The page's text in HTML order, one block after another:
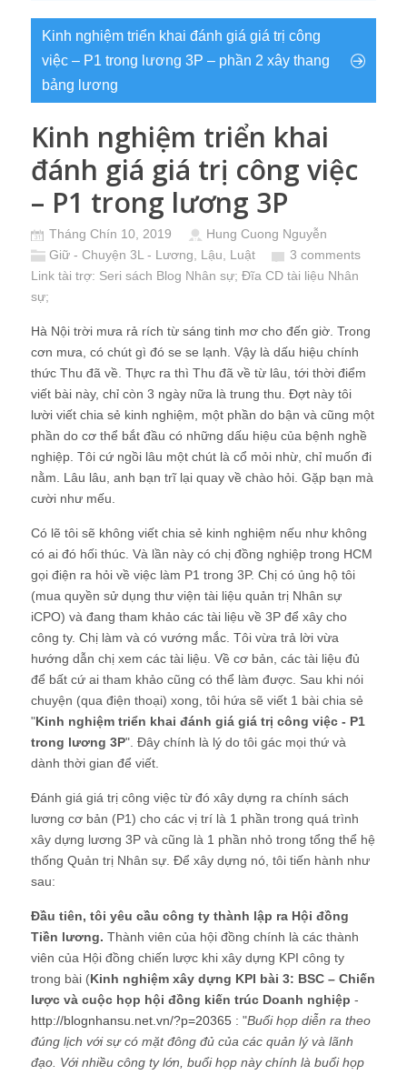
Kinh nghiệm triển khai đánh giá giá trị công
việc – P1 trong lương 3P – phần 2 xây thang
bảng lương
Kinh nghiệm triển khai
đánh giá giá trị công việc
– P1 trong lương 3P
Tháng Chín 10, 2019
Hung Cuong Nguyễn
Giữ - Chuyện 3L - Lương, Lậu, Luật
3 comments
Link tài trợ: Seri sách Blog Nhân sự; Đĩa CD tài liệu Nhân
sự;
Hà Nội trời mưa rả rích từ sáng tinh mơ cho đến giờ. Trong
cơn mưa, có chút gì đó se se lạnh. Vậy là dấu hiệu chính
thức Thu đã về. Thực ra thì Thu đã về từ lâu, tới thời điểm
viết bài này, chỉ còn 3 ngày nữa là trung thu. Đợt này tôi
lười viết chia sẻ kinh nghiệm, một phần do bận và cũng một
phần do cơ thể bắt đầu có những dấu hiệu của bệnh nghề
nghiệp. Tôi cứ ngồi lâu một chút là cổ mỏi nhừ, chỉ muốn đi
nằm. Lâu lâu, anh bạn trĩ lại quay về chào hỏi. Gặp bạn mà
cười như mếu.
Có lẽ tôi sẽ không viết chia sẻ kinh nghiệm nếu như không
có ai đó hối thúc. Và lần này có chị đồng nghiệp trong HCM
gọi điện ra hỏi về việc làm P1 trong 3P. Chị có ủng hộ tôi
(mua quyền sử dụng thư viện tài liệu quản trị Nhân sự
iCPO) và đang tham khảo các tài liệu về 3P để xây cho
công ty. Chị làm và có vướng mắc. Tôi vừa trả lời vừa
hướng dẫn chị xem các tài liệu. Về cơ bản, các tài liệu đủ
để bất cứ ai tham khảo cũng có thể làm được. Sau khi nói
chuyện (qua điện thoại) xong, tôi hứa sẽ viết 1 bài chia sẻ
"Kinh nghiệm triển khai đánh giá giá trị công việc - P1
trong lương 3P". Đây chính là lý do tôi gác mọi thứ và
dành thời gian để viết.
Đánh giá giá trị công việc từ đó xây dựng ra chính sách
lương cơ bản (P1) cho các vị trí là 1 phần trong quá trình
xây dựng lương 3P và cũng là 1 phần nhỏ trong tổng thể hệ
thống Quản trị Nhân sự. Để xây dựng nó, tôi tiến hành như
sau:
Đầu tiên, tôi yêu cầu công ty thành lập ra Hội đồng
Tiền lương. Thành viên của hội đồng chính là các thành
viên của Hội đồng chiến lược khi xây dựng KPI công ty
trong bài (Kinh nghiệm xây dựng KPI bài 3: BSC – Chiến
lược và cuộc họp hội đồng kiến trúc Doanh nghiệp -
http://blognhansu.net.vn/?p=20365 : "Buổi họp diễn ra theo
đúng lịch với sự có mặt đông đủ của các quản lý và lãnh
đạo. Với nhiều công ty lớn, buổi họp này chính là buổi họp